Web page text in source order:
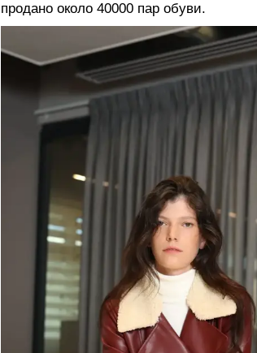
продано около 40000 пар обуви.